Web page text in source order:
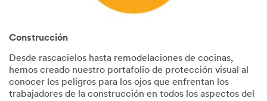
Construcción
Desde rascacielos hasta remodelaciones de cocinas,
hemos creado nuestro portafolio de protección visual al
conocer los peligros para los ojos que enfrentan los
trabajadores de la construcción en todos los aspectos del